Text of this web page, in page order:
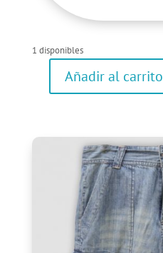
1 disponibles
PantalonAñadir al carrito